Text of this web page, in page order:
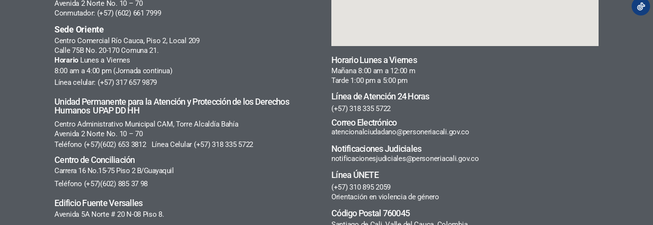
Avenida 2 Norte No. 10 – 70
Conmutador: (+57) (602) 661 7999
Sede Oriente
Centro Comercial Río Cauca, Piso 2, Local 209
Calle 75B No. 20-170 Comuna 21.
Horario Lunes a Viernes
8:00 am a 4:00 pm (Jornada continua)
Línea celular: (+57) 317 657 9879
Unidad Permanente para la Atención y Protección de los Derechos
Humanos UPAP DD HH
Centro Administrativo Municipal CAM, Torre Alcaldía Bahía
Avenida 2 Norte No. 10 – 70
Teléfono (+57)(602) 653 3812 Línea Celular (+57) 318 335 5722
Centro de Conciliación
Carrera 16 No.15-75 Piso 2 B/Guayaquil
Teléfono (+57)(602) 885 37 98
Edificio Fuente Versalles
Avenida 5A Norte # 20 N-08 Piso 8.
Horario Lunes a Viernes
Mañana 8:00 am a 12:00 m
Tarde 1:00 pm a 5:00 pm
Línea de Atención 24 Horas
(+57) 318 335 5722
Correo Electrónico
atencionalciudadano@personeriacali.gov.co
Notificaciones Judiciales
notificacionesjudiciales@personeriacali.gov.co
Línea ÚNETE
(+57) 310 895 2059
Orientación en violencia de género
Código Postal 760045